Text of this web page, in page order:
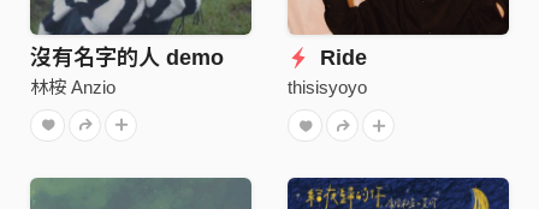
沒有名字的人 demo
林桉 Anzio
Ride
thisisyoyo